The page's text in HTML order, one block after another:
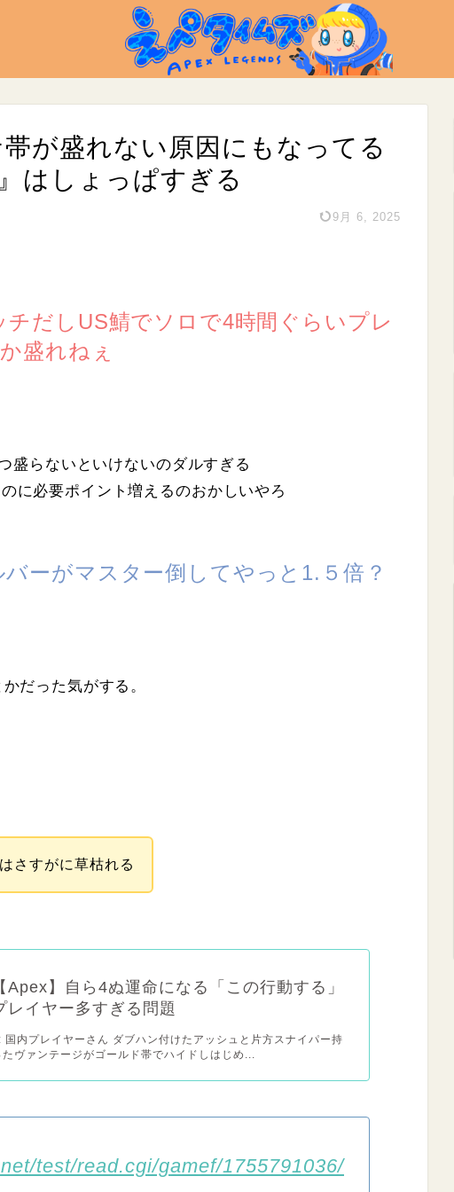
帯が盛れない原因にもなってる
はしょっぱすぎる
9月 6, 2025
だしUS鯖でソロで4時間ぐらいプレ
盛れねぇ
盛らないといけないのダルすぎる
に必要ポイント増えるのおかしいやろ
ーがマスター倒してやっと1.５倍？
だった気がする。
さすがに草枯れる
【Apex】自ら4ぬ運命になる「この行動する」
レイヤー多すぎる問題
国内プレイヤーさん ダブハン付けたアッシュと片方スナイパー持
たヴァンテージがゴールド帯でハイドしはじめ...
test/read.cgi/gamef/1755791036/